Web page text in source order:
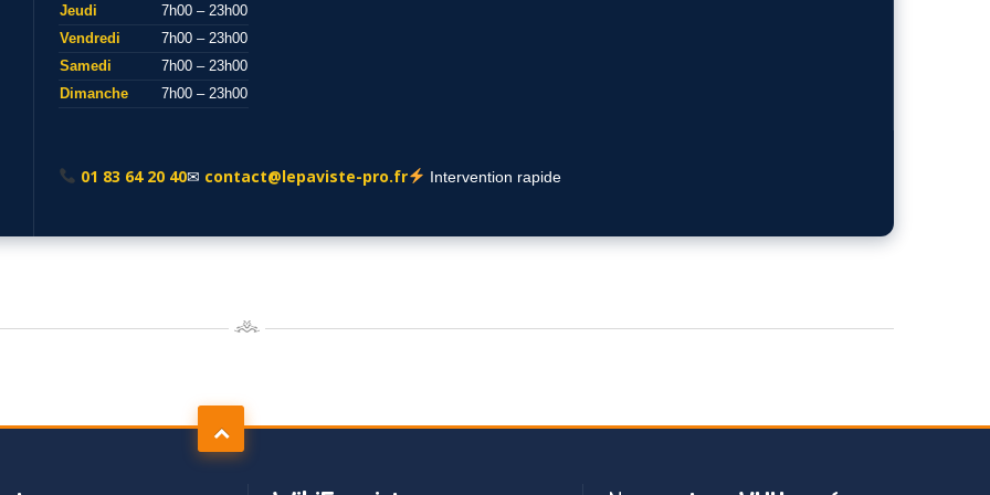
Jeudi
7h00 – 23h00
Vendredi
7h00 – 23h00
Samedi
7h00 – 23h00
Dimanche
7h00 – 23h00
01 83 64 20 40✉ contact@lepaviste-pro.fr Intervention rapide